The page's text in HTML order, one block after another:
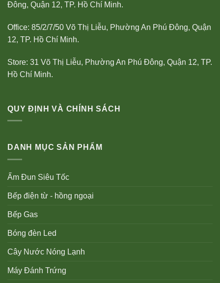
Đông, Quận 12, TP. Hồ Chí Minh.
Office: 85/2/7/50 Võ Thị Liễu, Phường An Phú Đông, Quận
12, TP. Hồ Chí Minh.
Store: 31 Võ Thị Liễu, Phường An Phú Đông, Quận 12, TP.
Hồ Chí Minh.
QUY ĐỊNH VÀ CHÍNH SÁCH
DANH MỤC SẢN PHẨM
Ấm Đun Siêu Tốc
Bếp điện từ - hồng ngoại
Bếp Gas
Bóng đèn Led
Cây Nước Nóng Lạnh
Máy Đánh Trứng